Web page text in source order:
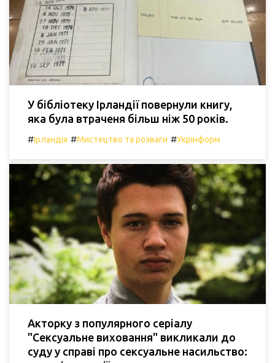
У бібліотеку Ірландії повернули книгу,
яка була втраченя більш ніж 50 років.
#Ірландія #Мистецтво та розваги #Укрінформ
Акторку з популярного серіалу
"Сексуальне виховання" викликали до
суду у справі про сексуальне насильство: